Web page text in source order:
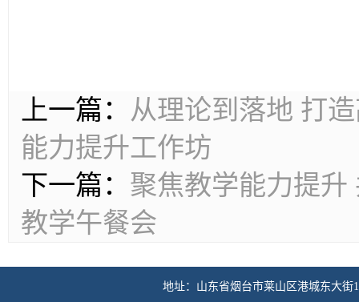
上一篇： 从理论到落地 打
能力提升工作坊
下一篇： 聚焦教学能力提
教学午餐会
地址：山东省烟台市莱山区港城东大